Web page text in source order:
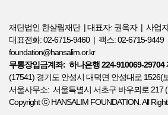
재단법인 한살림재단 | 대표자: 권옥자 | 사업
대표전화: 02-6715-9460 | 팩스: 02-6715-
foundation@hansalim.or.kr
무통장입금계좌: 하나은행 224-910069-29704
(17541) 경기도 안성시 대덕면 안성대로 1526(
서울사무소: 서울특별시 서초구 바우뫼로 217
Copyright ⓒ HANSALIM FOUNDATION. All